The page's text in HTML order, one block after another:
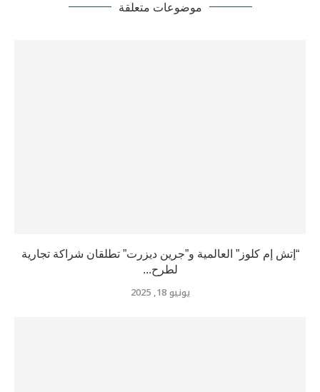
موضوعات متعلقة
“إتش إم كلوز” العالمية و”جرين ديزرت” تطلقان شراكة تجارية
لطرح...
يونيو 18, 2025